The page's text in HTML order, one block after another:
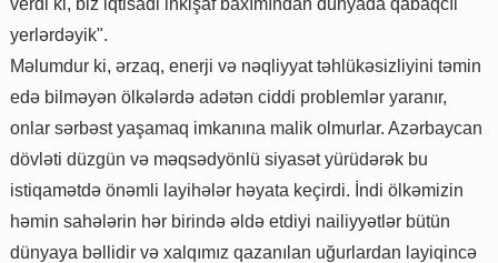
yerlərdəyik".
Məlumdur ki, ərzaq, enerji və nəqliyyat təhlükəsizliyini təmin
edə bilməyən ölkələrdə adətən ciddi problemlər yaranır,
onlar sərbəst yaşamaq imkanına malik olmurlar. Azərbaycan
dövləti düzgün və məqsədyönlü siyasət yürüdərək bu
istiqamətdə önəmli layihələr həyata keçirdi. İndi ölkəmizin
həmin sahələrin hər birində əldə etdiyi nailiyyətlər bütün
dünyaya bəllidir və xalqımız qazanılan uğurlardan layiqincə